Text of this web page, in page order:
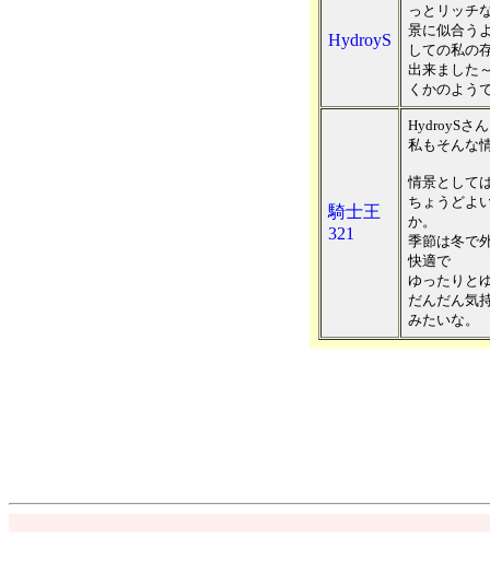
HydroyS
っとリッチ
景に似合う
しての私の
出来ました
くかのよう
騎士王
321
HydroySさ
私もそんな
情景として
ちょうどよ
か。
季節は冬で
快適で
ゆったりと
だんだん気
みたいな。